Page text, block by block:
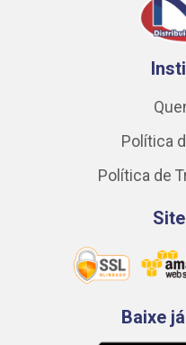
Política
Política de
Baixe